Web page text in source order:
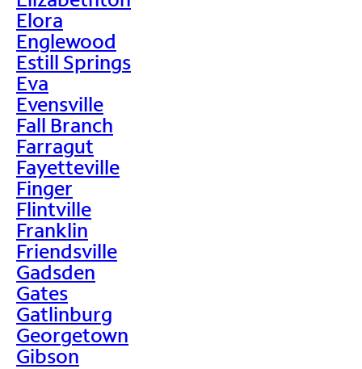
Elora
Englewood
Estill Springs
Eva
Evensville
Fall Branch
Farragut
Fayetteville
Finger
Flintville
Franklin
Friendsville
Gadsden
Gates
Gatlinburg
Georgetown
Gibson